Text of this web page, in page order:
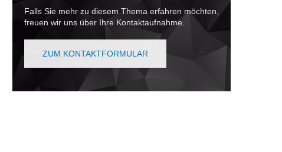
Falls Sie mehr zu diesem Thema erfahren möchten,
freuen wir uns über Ihre Kontaktaufnahme.
ZUM KONTAKTFORMULAR